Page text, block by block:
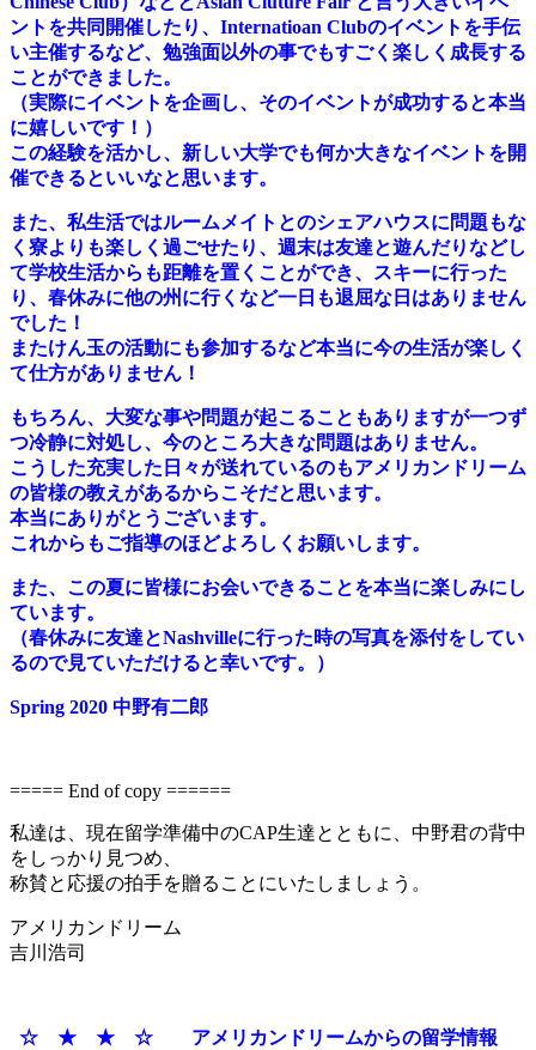
ントを共同開催したり、Internatioan Clubのイベントを手伝
い主催するなど、勉強面以外の事でもすごく楽しく成長する
ことができました。
（実際にイベントを企画し、そのイベントが成功すると本当
に嬉しいです！）
この経験を活かし、新しい大学でも何か大きなイベントを開
催できるといいなと思います。
また、私生活ではルームメイトとのシェアハウスに問題もな
く寮よりも楽しく過ごせたり、週末は友達と遊んだりなどし
て学校生活からも距離を置くことができ、スキーに行った
り、春休みに他の州に行くなど一日も退屈な日はありません
でした！
またけん玉の活動にも参加するなど本当に今の生活が楽しく
て仕方がありません！
もちろん、大変な事や問題が起こることもありますが一つず
つ冷静に対処し、今のところ大きな問題はありません。
こうした充実した日々が送れているのもアメリカンドリーム
の皆様の教えがあるからこそだと思います。
本当にありがとうございます。
これからもご指導のほどよろしくお願いします。
また、この夏に皆様にお会いできることを本当に楽しみにし
ています。
（春休みに友達とNashvilleに行った時の写真を添付をしてい
るので見ていただけると幸いです。）
Spring 2020 中野有二郎
===== End of copy ======
私達は、現在留学準備中のCAP生達とともに、中野君の背中
をしっかり見つめ、
称賛と応援の拍手を贈ることにいたしましょう。
アメリカンドリーム
吉川浩司
☆ ★ ★ ☆ アメリカンドリームからの留学情報